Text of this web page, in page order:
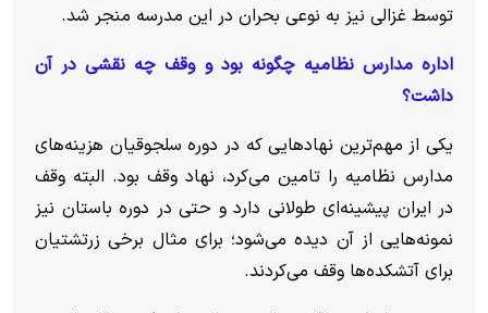
توسط غزالی نیز به نوعی بحران در این مدرسه منجر شد.
اداره مدارس نظامیه چگونه بود و وقف چه نقشی در آن
داشت؟
یکی از مهم‌ترین نهادهایی که در دوره سلجوقیان هزینه‌های
مدارس نظامیه را تامین می‌کرد، نهاد وقف بود. البته وقف
در ایران پیشینه‌ای طولانی دارد و حتی در دوره باستان نیز
نمونه‌هایی از آن دیده می‌شود؛ برای مثال برخی زرتشتیان
برای آتشکده‌ها وقف می‌کردند.